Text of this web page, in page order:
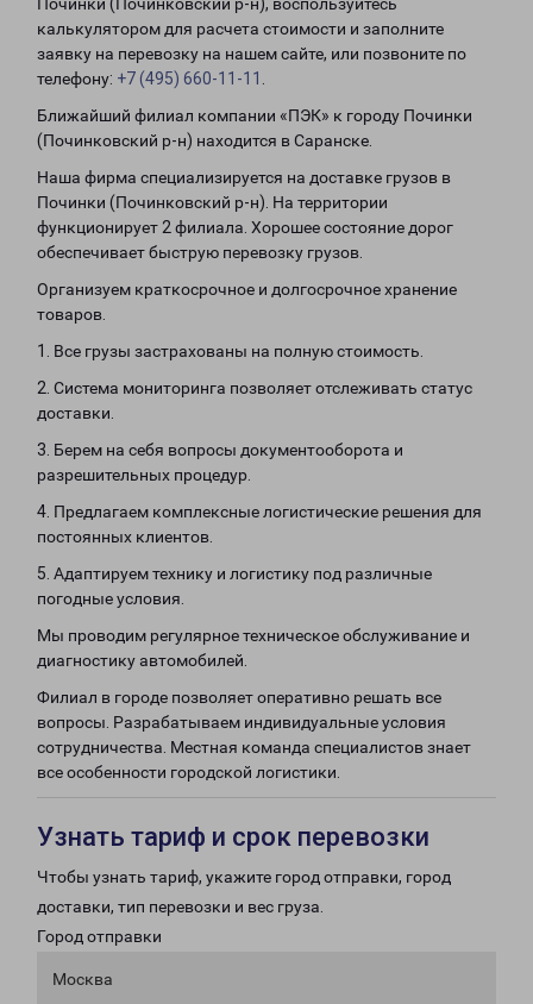
калькулятором для расчета стоимости и заполните
заявку на перевозку на нашем сайте, или позвоните по
телефону: +7 (495) 660-11-11
Ближайший филиал компании «ПЭК» к городу Починки
(Починковский р-н) находится в Саранске.
Наша фирма специализируется на доставке грузов в
Починки (Починковский р-н). На территории
функционирует 2 филиала. Хорошее состояние дорог
обеспечивает быструю перевозку грузов.
Организуем краткосрочное и долгосрочное хранение
товаров.
1. Все грузы застрахованы на полную стоимость.
2. Система мониторинга позволяет отслеживать статус
доставки.
3. Берем на себя вопросы документооборота и
разрешительных процедур.
4. Предлагаем комплексные логистические решения для
постоянных клиентов.
5. Адаптируем технику и логистику под различные
погодные условия.
Мы проводим регулярное техническое обслуживание и
диагностику автомобилей.
Филиал в городе позволяет оперативно решать все
вопросы. Разрабатываем индивидуальные условия
сотрудничества. Местная команда специалистов знает
все особенности городской логистики.
Узнать тариф и срок перевозки
Чтобы узнать тариф, укажите город отправки, город
доставки, тип перевозки и вес груза.
Город отправки
Москва